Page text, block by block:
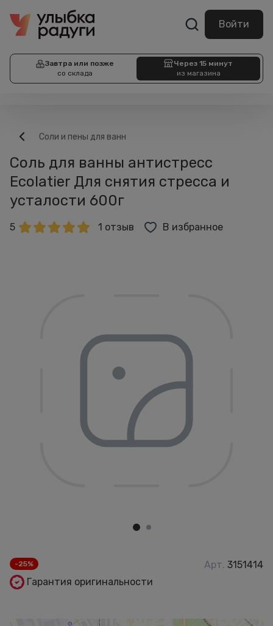
Войти
Завтра или позже
со склада
Через 15 минут
из магазина
Соли и пены для ванн
Соль для ванны антистресс
Ecolatier Для снятия стресса и
усталости 600г
5 1 отзыв В избранное
-25% Арт. 3151414
Гарантия оригинальности